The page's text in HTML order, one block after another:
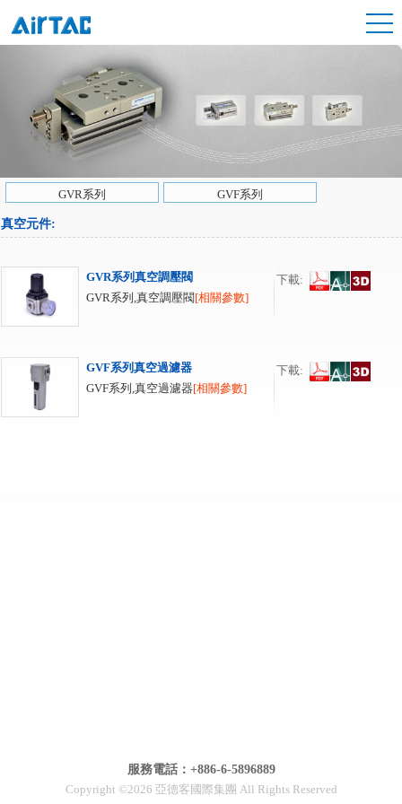
GVR系列 GVF系列
真空元件:
GVR系列真空調壓閥
GVR系列,真空調壓閥[相關參數]
下載:
GVF系列真空過濾器
GVF系列,真空過濾器[相關參數]
下載:
服務電話：+886-6-5896889
Copyright ©2026 亞德客國際集團 All Rights Reserved